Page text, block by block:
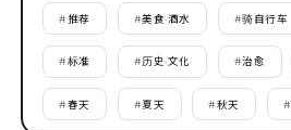
#推荐 #美食·酒水 #骑自行车
#标准 #历史·文化 #治愈
#春天 #夏天 #秋天 #